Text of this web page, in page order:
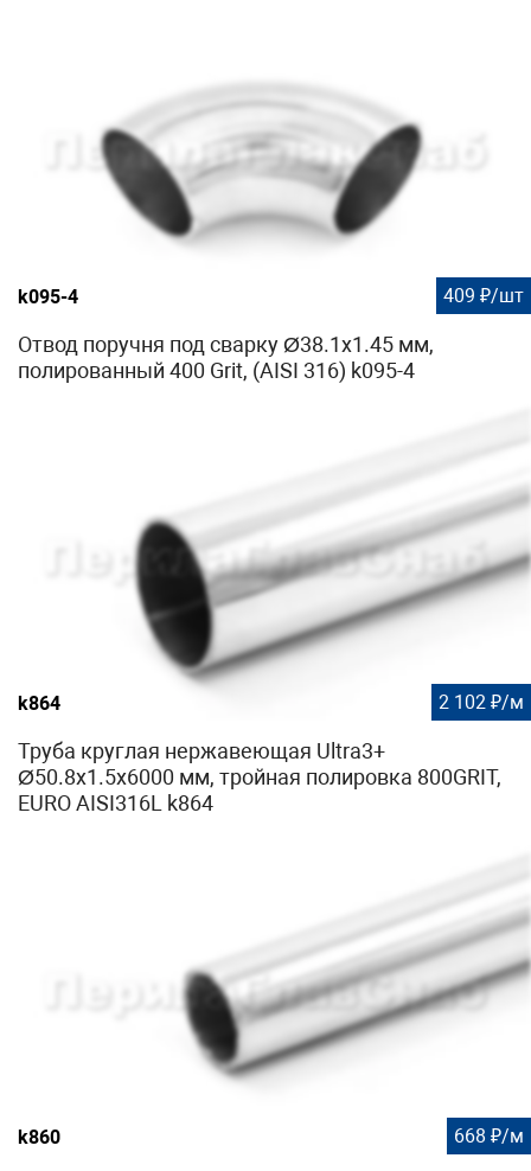
k095-4 409 ₽/шт
Отвод поручня под сварку Ø38.1х1.45 мм,
полированный 400 Grit, (AISI 316) k095-4
k864 2 102 ₽/м
Труба круглая нержавеющая Ultra3+
Ø50.8х1.5х6000 мм, тройная полировка 800GRIT,
EURO AISI316L k864
k860 668 ₽/м